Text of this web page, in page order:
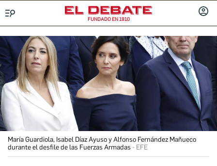
FUNDADO EN 1910
María Guardiola, Isabel Díaz Ayuso y Alfonso Fernández Mañueco
durante el desfile de las Fuerzas Armadas
EFE